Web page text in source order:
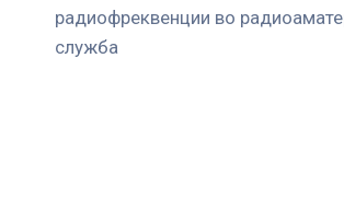
радиофреквенции во
служба